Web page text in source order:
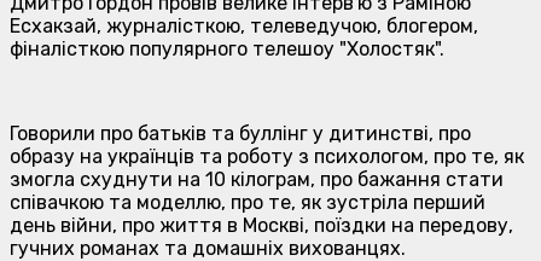
Есхакзай, журналісткою, телеведучою, блогером,
фіналісткою популярного телешоу "Холостяк".
Говорили про батьків та буллінг у дитинстві, про
образу на українців та роботу з психологом, про те, як
змогла схуднути на 10 кілограм, про бажання стати
співачкою та моделлю, про те, як зустріла перший
день війни, про життя в Москві, поїздки на передову,
гучних романах та домашніх вихованцях.